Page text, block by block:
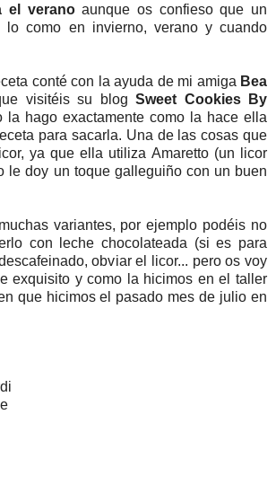
el veranoaunque os confieso que un
lo como en invierno, verano y cuando
conté con la ayuda de mi amiga Bea
visitéis su blog Sweet Cookies By
la hago exactamente como la hace ella
para sacarla. Una de las cosas que
ya que ella utiliza Amaretto (un licor
le doy un toque galleguiño con un buen
variantes, por ejemplo podéis no
con leche chocolateada (si es para
obviar el licor... pero os voy
exquisito y como la hicimos en el taller
que hicimos el pasado mes de julio en